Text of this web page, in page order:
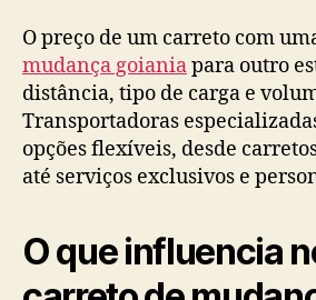
O preço de um carreto com
mudança goianiapara outro
distância, tipo de carga e
Transportadoras
opções flexíveis, desde
até serviços exclusivos e
O que influencia